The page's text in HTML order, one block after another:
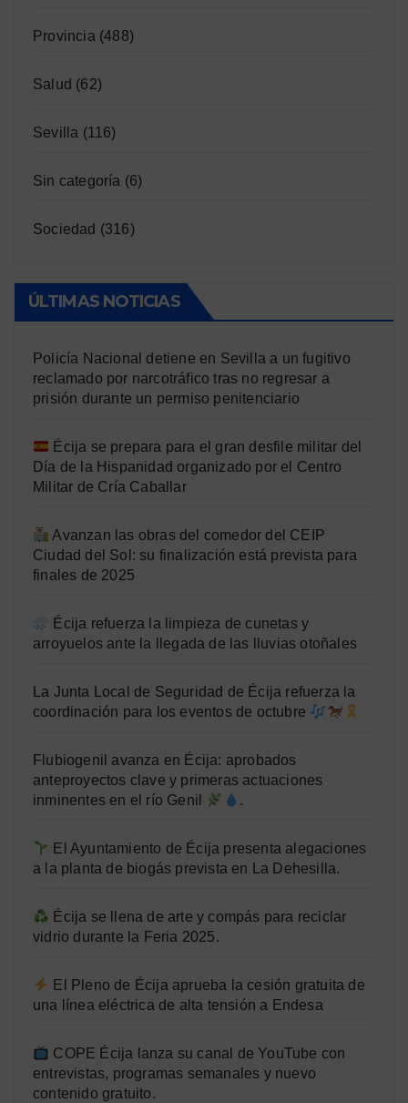
Provincia (488)
Salud (62)
Sevilla (116)
Sin categoría (6)
Sociedad (316)
ÚLTIMAS NOTICIAS
Policía Nacional detiene en Sevilla a un fugitivo
reclamado por narcotráfico tras no regresar a
prisión durante un permiso penitenciario
Écija se prepara para el gran desfile militar del
Día de la Hispanidad organizado por el Centro
Militar de Cría Caballar
Avanzan las obras del comedor del CEIP
Ciudad del Sol: su finalización está prevista para
finales de 2025
Écija refuerza la limpieza de cunetas y
arroyuelos ante la llegada de las lluvias otoñales
La Junta Local de Seguridad de Écija refuerza la
coordinación para los eventos de octubre
Flubiogenil avanza en Écija: aprobados
anteproyectos clave y primeras actuaciones
inminentes en el río Genil
.
El Ayuntamiento de Écija presenta alegaciones
a la planta de biogás prevista en La Dehesilla.
Écija se llena de arte y compás para reciclar
vidrio durante la Feria 2025.
El Pleno de Écija aprueba la cesión gratuita de
una línea eléctrica de alta tensión a Endesa
COPE Écija lanza su canal de YouTube con
entrevistas, programas semanales y nuevo
contenido gratuito.